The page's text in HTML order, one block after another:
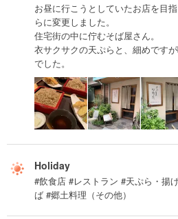
お昼に行こうとしていたお店を目
らに変更しました。
住宅街の中に佇むそば屋さん。
衣サクサクの天ぷらと、細めです
でした。
Holiday
#飲食店 #レストラン #天ぷら・揚
ば #郷土料理（その他）